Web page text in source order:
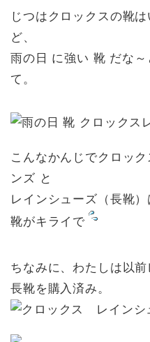
じつはクロックスの靴
ど、
雨の日 に強い 靴 だな
て。
こんなかんじでクロッ
ンズ と
レインシューズ（長靴
靴がキライで
ちなみに、わたしは以
長靴を購入済み。